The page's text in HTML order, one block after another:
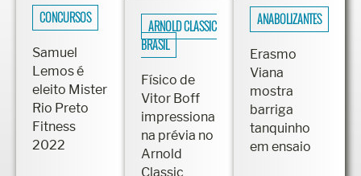
CONCURSOS
Samuel
Lemos é
eleito Mister
Rio Preto
Fitness
2022
ARNOLD CLASSIC
BRASIL
Físico de
Vitor Boff
impressiona
na prévia no
Arnold
Classic
ANABOLIZANTES
Erasmo
Viana
mostra
barriga
tanquinho
em ensaio